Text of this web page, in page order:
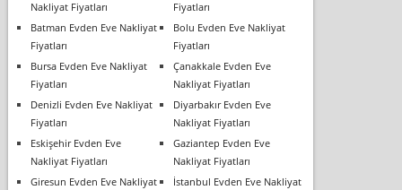
Nakliyat Fiyatları
Fiyatları
Batman Evden Eve Nakliyat
Fiyatları
Bolu Evden Eve Nakliyat
Fiyatları
Bursa Evden Eve Nakliyat
Fiyatları
Çanakkale Evden Eve
Nakliyat Fiyatları
Denizli Evden Eve Nakliyat
Fiyatları
Diyarbakır Evden Eve
Nakliyat Fiyatları
Eskişehir Evden Eve
Nakliyat Fiyatları
Gaziantep Evden Eve
Nakliyat Fiyatları
Giresun Evden Eve Nakliyat
İstanbul Evden Eve Nakliyat